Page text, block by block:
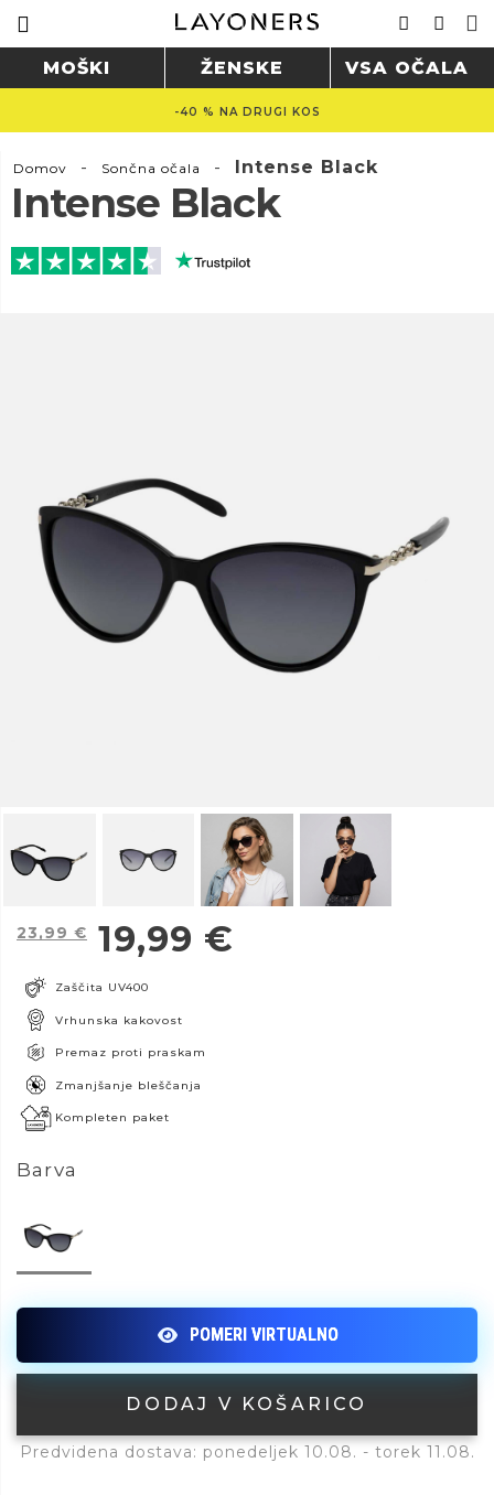
MOŠKI ŽENSKE VSA OČALA
-40 % NA DRUGI KOS
Domov - Sončna očala - Intense Black
Intense Black
23,99 € 19,99 €
Zaščita UV400
Vrhunska kakovost
Premaz proti praskam
Zmanjšanje bleščanja
Kompleten paket
Barva
DODAJ V KOŠARICO
Predvidena dostava: ponedeljek 10.08. - torek 11.08.